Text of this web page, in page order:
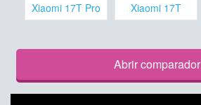
Xiaomi 17T Pro Xiaomi 17T
Abrir comparador